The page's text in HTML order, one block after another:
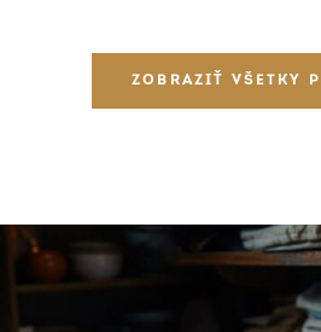
ZOBRAZIŤ VŠETKY